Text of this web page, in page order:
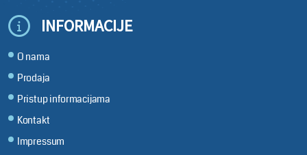
INFORMACIJE
O nama
Prodaja
Pristup informacijama
Kontakt
Impressum